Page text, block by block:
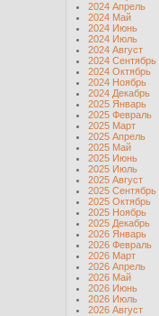
2024 Апрель
2024 Май
2024 Июнь
2024 Июль
2024 Август
2024 Сентябрь
2024 Октябрь
2024 Ноябрь
2024 Декабрь
2025 Январь
2025 Февраль
2025 Март
2025 Апрель
2025 Май
2025 Июнь
2025 Июль
2025 Август
2025 Сентябрь
2025 Октябрь
2025 Ноябрь
2025 Декабрь
2026 Январь
2026 Февраль
2026 Март
2026 Апрель
2026 Май
2026 Июнь
2026 Июль
2026 Август